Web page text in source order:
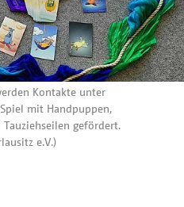
Kontakte unter
mit Handpuppen,
gefördert.
e.V.)